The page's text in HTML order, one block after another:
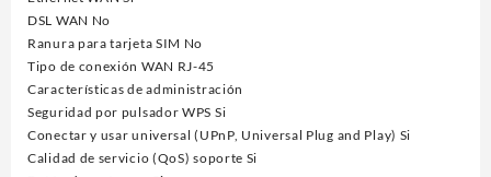
DSL WAN No
Ranura para tarjeta SIM No
Tipo de conexión WAN RJ-45
Características de administración
Seguridad por pulsador WPS Si
Conectar y usar universal (UPnP, Universal Plug and Play) Si
Calidad de servicio (QoS) soporte Si